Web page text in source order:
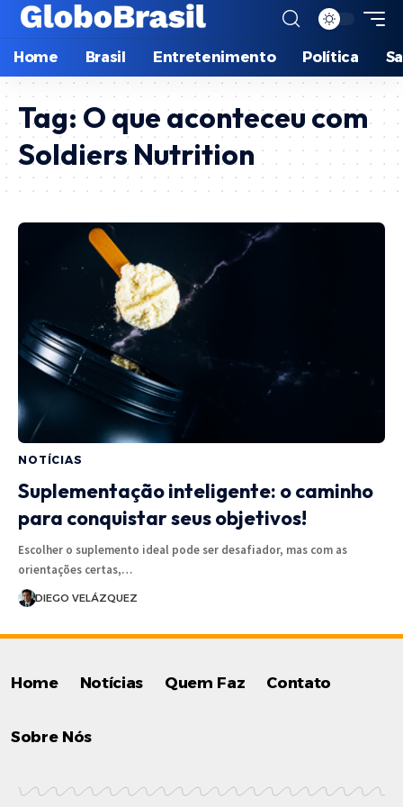
Home Brasil Entretenimento Política
Tag: O que aconteceu com
Soldiers Nutrition
NOTÍCIAS
Suplementação inteligente: o caminho
para conquistar seus objetivos!
Escolher o suplemento ideal pode ser desafiador, mas com as
orientações certas,…
DIEGO VELÁZQUEZ
Home Notícias Quem Faz Contato
Sobre Nós